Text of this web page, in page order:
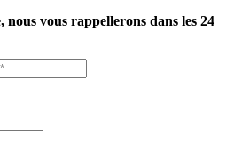
vous rappellerons dans les 24